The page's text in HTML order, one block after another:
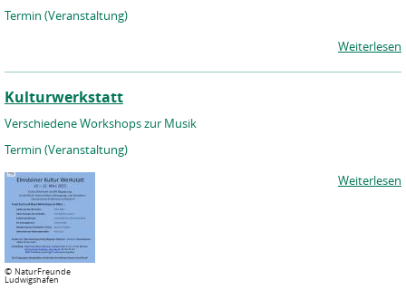
Termin (Veranstaltung)
Weiterlesen
Kulturwerkstatt
Verschiedene Workshops zur Musik
Termin (Veranstaltung)
© NaturFreunde
Ludwigshafen
Weiterlesen
e
i
t